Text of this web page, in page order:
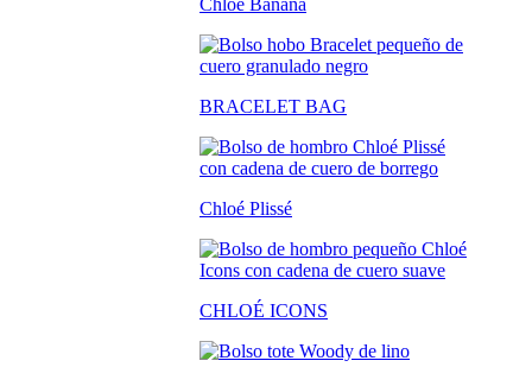
Chloé Banana
BRACELET BAG
Chloé Plissé
CHLOÉ ICONS